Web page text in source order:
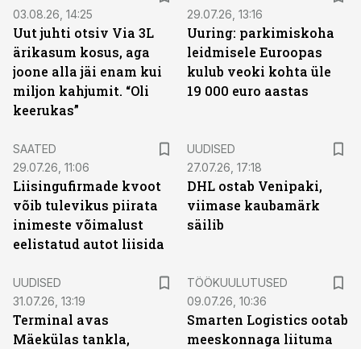
03.08.26, 14:25
Uut juhti otsiv Via 3L
ärikasum kosus, aga
joone alla jäi enam kui
miljon kahjumit. “Oli
keerukas”
29.07.26, 13:16
Uuring: parkimiskoha
leidmisele Euroopas
kulub veoki kohta üle
19 000 euro aastas
SAATED
29.07.26, 11:06
Liisingufirmade kvoot
võib tulevikus piirata
inimeste võimalust
eelistatud autot liisida
UUDISED
27.07.26, 17:18
DHL ostab Venipaki,
viimase kaubamärk
säilib
UUDISED
31.07.26, 13:19
Terminal avas
Mäekülas tankla,
TÖÖKUULUTUSED
09.07.26, 10:36
Smarten Logistics ootab
meeskonnaga liituma